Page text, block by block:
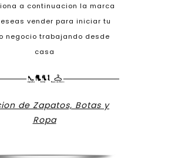
a continuacion la marca
vender para iniciar tu
negocio trabajando desde
casa
de Zapatos, Botas y
Ropa